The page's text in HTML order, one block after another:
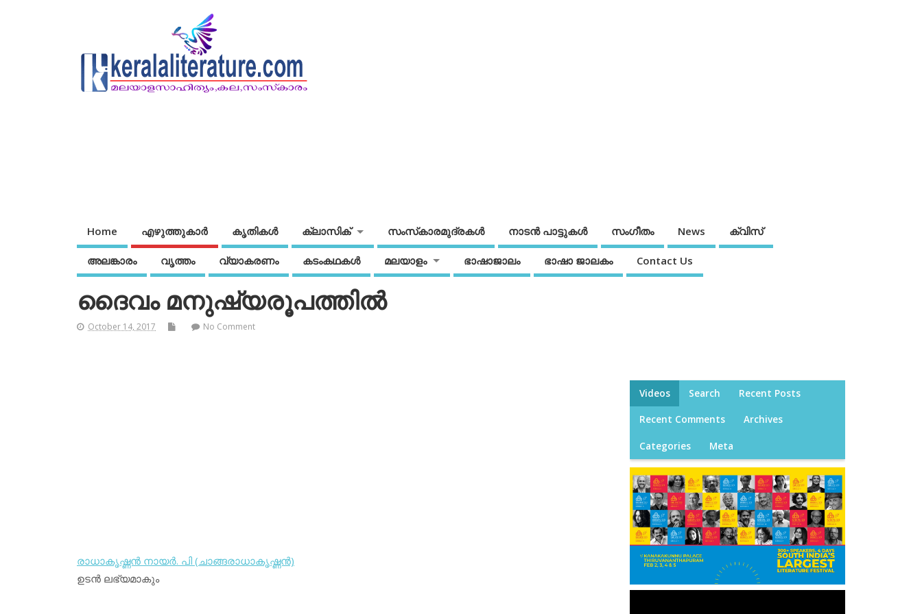
Home എഴുത്തുകാര്‍ കൃതികൾ ക്ലാസിക് സംസ്‌കാരമുദ്രകള്‍ നാടന്‍ പാട്ടുകള്‍ സംഗീതം News ക്വിസ്
അലങ്കാരം വൃത്തം വ്യാകരണം കടംകഥകള്‍ മലയാളം ഭാഷാജാലം ഭാഷാ ജാലകം Contact Us
ദൈവം മനുഷ്യരൂപത്തില്‍
October 14, 2017 No Comment
രാധാകൃഷ്ണന്‍ നായര്‍. പി (ചാങ്ങരാധാകൃഷ്ണന്‍)
ഉടന്‍ ലഭ്യമാകും
Videos Search Recent Posts
Recent Comments Archives
Categories Meta